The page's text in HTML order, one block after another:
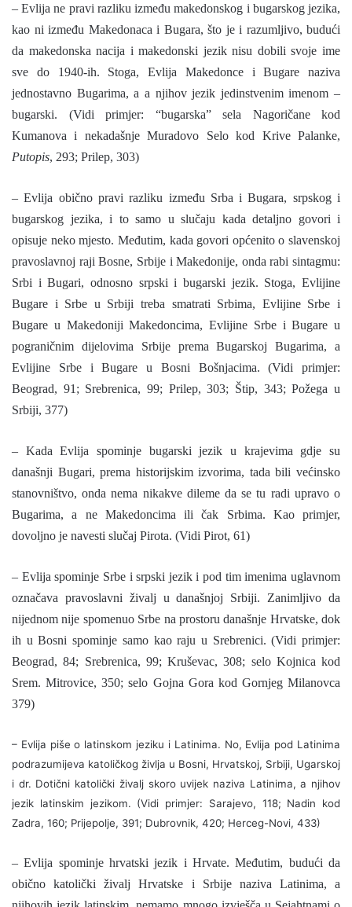
– Evlija ne pravi razliku između makedonskog i bugarskog jezika,
kao ni između Makedonaca i Bugara, što je i razumljivo, budući
da makedonska nacija i makedonski jezik nisu dobili svoje ime
sve do 1940­-ih. Stoga, Evlija Makedonce i Bugare naziva
jednostavno Bugarima, a a njihov jezik jedinstvenim imenom –
bugarski. (Vidi primjer: “bugarska” sela Nagoričane kod
Kumanova i nekadašnje Muradovo Selo kod Krive Palanke,
Putopis, 293; Prilep, 303)
– Evlija obično pravi razliku između Srba i Bugara, srpskog i
bugarskog jezika, i to samo u slučaju kada detaljno govori i
opisuje neko mjesto. Međutim, kada govori općenito o slavenskoj
pravoslavnoj raji Bosne, Srbije i Makedonije, onda rabi sintagmu:
Srbi i Bugari, odnosno srpski i bugarski jezik. Stoga, Evlijine
Bugare i Srbe u Srbiji treba smatrati Srbima, Evlijine Srbe i
Bugare u Makedoniji Makedoncima, Evlijine Srbe i Bugare u
pograničnim dijelovima Srbije prema Bugarskoj Bugarima, a
Evlijine Srbe i Bugare u Bosni Bošnjacima. (Vidi primjer:
Beograd, 91; Srebrenica, 99; Prilep, 303; Štip, 343; Požega u
Srbiji, 377)
– Kada Evlija spominje bugarski jezik u krajevima gdje su
današnji Bugari, prema historijskim izvorima, tada bili većinsko
stanovništvo, onda nema nikakve dileme da se tu radi upravo o
Bugarima, a ne Makedoncima ili čak Srbima. Kao primjer,
dovoljno je navesti slučaj Pirota. (Vidi Pirot, 61)
– Evlija spominje Srbe i srpski jezik i pod tim imenima uglavnom
označava pravoslavni živalj u današnjoj Srbiji. Zanimljivo da
nijednom nije spomenuo Srbe na prostoru današnje Hrvatske, dok
ih u Bosni spominje samo kao raju u Srebrenici. (Vidi primjer:
Beograd, 84; Srebrenica, 99; Kruševac, 308; selo Kojnica kod
Srem. Mitrovice, 350; selo Gojna Gora kod Gornjeg Milanovca
379)
– Evlija piše o latinskom jeziku i Latinima. No, Evlija pod Latinima
podrazumijeva katoličkog življa u Bosni, Hrvatskoj, Srbiji, Ugarskoj
i dr. Dotični katolički živalj skoro uvijek naziva Latinima, a njihov
jezik latinskim jezikom. (Vidi primjer: Sarajevo, 118; Nadin kod
Zadra, 160; Prijepolje, 391; Dubrovnik, 420; Herceg-Novi, 433)
– Evlija spominje hrvatski jezik i Hrvate. Međutim, budući da
obično katolički živalj Hrvatske i Srbije naziva Latinima, a